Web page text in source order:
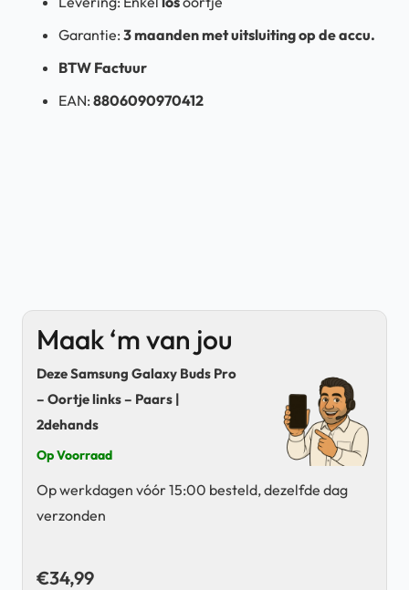
Garantie: 3maanden met uitsluiting op de accu.
BTW Factuur
EAN: 8806090970412
Maak ‘m van jou
Deze Samsung Galaxy Buds Pro
– Oortje links – Paars |
2dehands
Op Voorraad
Op werkdagen vóór 15:00 besteld, dezelfde dag
verzonden
€34,99